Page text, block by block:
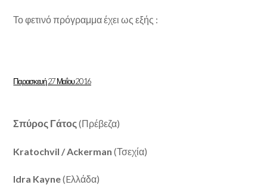
Το φετινό πρόγραμμα έχει ως εξής :
Παρασκευή 27 Μαΐου 2016
Σπύρος Γάτος (Πρέβεζα)
Kratochvil / Ackerman (Τσεχία)
Idra Kayne(Eλλάδα)